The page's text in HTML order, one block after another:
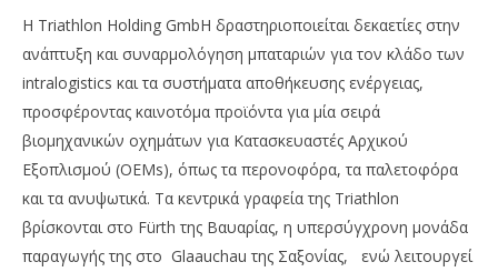
Η Triathlon Holding GmbH δραστηριοποιείται δεκαετίες στην
ανάπτυξη και συναρμολόγηση μπαταριών για τον κλάδο των
intralogistics και τα συστήματα αποθήκευσης ενέργειας,
προσφέροντας καινοτόμα προϊόντα για μία σειρά
βιομηχανικών οχημάτων για Κατασκευαστές Αρχικού
Εξοπλισμού (OEMs), όπως τα περονοφόρα, τα παλετοφόρα
και τα ανυψωτικά. Τα κεντρικά γραφεία της Triathlon
βρίσκονται στο Fürth της Βαυαρίας, η υπερσύγχρονη μονάδα
παραγωγής της στο Glaauchau της Σαξονίας, ενώ λειτουργεί